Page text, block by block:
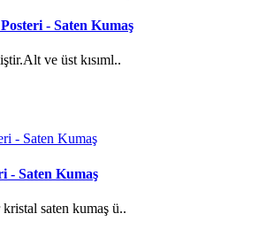
- Saten Kumaş
ve üst kısıml..
- Saten Kumaş
kristal saten kumaş ü..